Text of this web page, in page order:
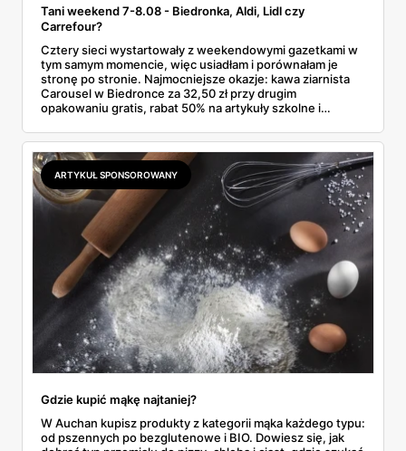
Tani weekend 7-8.08 - Biedronka, Aldi, Lidl czy
Carrefour?
Cztery sieci wystartowały z weekendowymi gazetkami w
tym samym momencie, więc usiadłam i porównałam je
stronę po stronie. Najmocniejsze okazje: kawa ziarnista
Carousel w Biedronce za 32,50 zł przy drugim
opakowaniu gratis, rabat 50% na artykuły szkolne i
2,99 zł za kilogram, ale wyłącznie w sobotę z aplikacją. Aldi
odpowiada masłem za 2,99 zł. Werdykt w skrócie:
najwięcej wyciśniesz z Biedronki, po świeże warzywa jedź
do Aldi.
ARTYKUŁ SPONSOROWANY
Gdzie kupić mąkę najtaniej?
W Auchan kupisz produkty z kategorii mąka każdego typu:
od pszennych po bezglutenowe i BIO. Dowiesz się, jak